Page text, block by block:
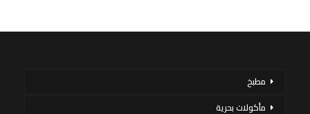
مطبخ
مأكولات بحرية